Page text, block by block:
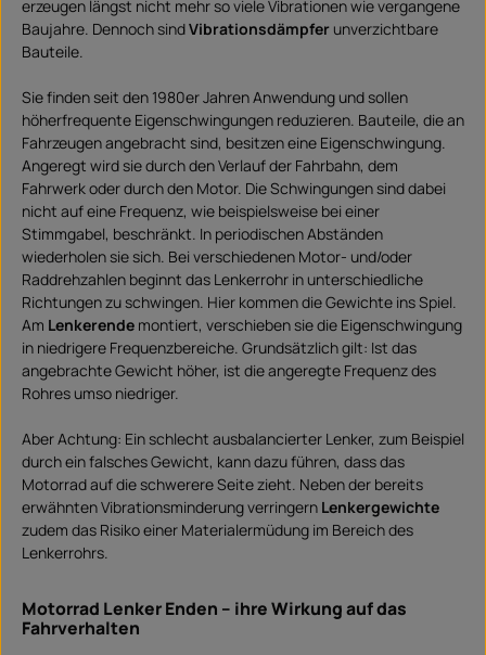
b
a
r
erzeugen längst nicht mehr so viele Vibrationen wie vergangene
Baujahre. Dennoch sindVibrationsdämpfer unverzichtbare
Bauteile.
Sie finden seit den 1980er Jahren Anwendung und sollen
höherfrequente Eigenschwingungen reduzieren. Bauteile, die an
Fahrzeugen angebracht sind, besitzen eine Eigenschwingung.
Angeregt wird sie durch den Verlauf der Fahrbahn, dem
Fahrwerk oder durch den Motor. Die Schwingungen sind dabei
nicht auf eine Frequenz, wie beispielsweise bei einer
Stimmgabel, beschränkt. In periodischen Abständen
wiederholen sie sich. Bei verschiedenen Motor- und/oder
Raddrehzahlen beginnt das Lenkerrohr in unterschiedliche
Richtungen zu schwingen. Hier kommen die Gewichte ins Spiel.
Am Lenkerende montiert, verschieben sie die Eigenschwingung
in niedrigere Frequenzbereiche. Grundsätzlich gilt: Ist das
angebrachte Gewicht höher, ist die angeregte Frequenz des
Rohres umso niedriger.
Aber Achtung: Ein schlecht ausbalancierter Lenker, zum Beispiel
durch ein falsches Gewicht, kann dazu führen, dass das
Motorrad auf die schwerere Seite zieht. Neben der bereits
erwähnten Vibrationsminderung verringern Lenkergewichte
zudem das Risiko einer Materialermüdung im Bereich des
Lenkerrohrs.
Motorrad Lenker Enden – ihre Wirkung auf das
Fahrverhalten